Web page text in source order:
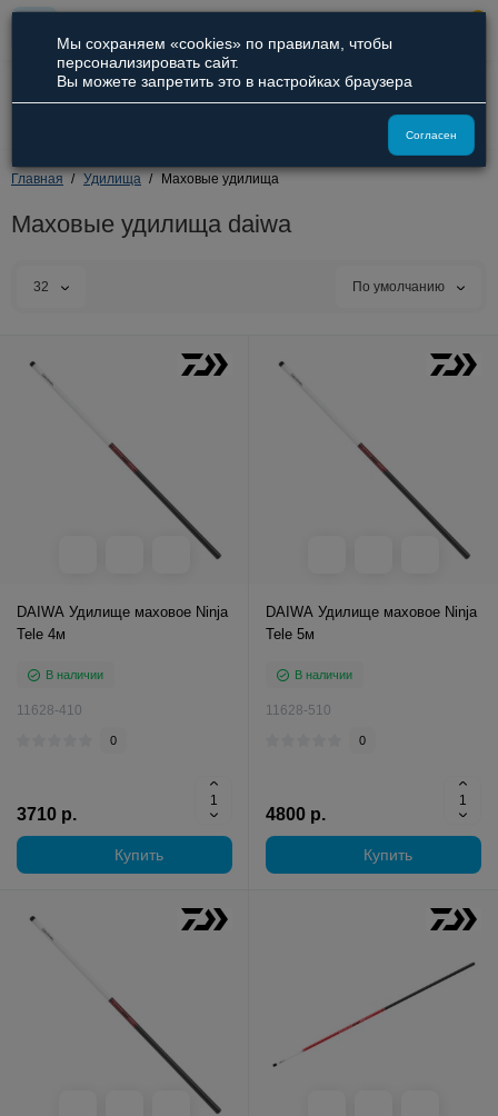
8 (800) 551-09-94
8 (929) 836-66-51
Главная Удилища Маховые удилища
Маховые удилища daiwa
32 По умолчанию
DAIWA Удилище маховое Ninja
Tele 4м
В наличии
11628-410
0
3710 р.
Купить
DAIWA Удилище маховое Ninja
Tele 5м
В наличии
11628-510
0
4800 р.
Купить
Мы сохраняем «cookies» по правилам, чтобы
персонализировать сайт.
Вы можете запретить это в настройках браузера
Согласен